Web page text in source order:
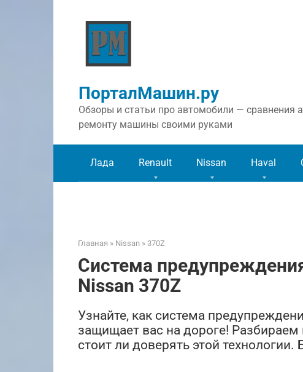
ПорталМашин.ру
Обзоры и статьи про автомобили — сравнения
ремонту машины своими руками
Лада Renault Nissan Haval
Главная » Nissan » 370Z
Система
Nissan 370Z
Узнайте, как система
защищает вас на дороге!
стоит ли доверять этой